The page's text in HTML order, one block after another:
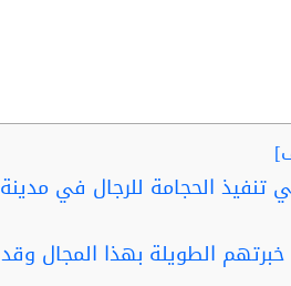
]
الحجامة للرجال في مدينة
الطويلة بهذا المجال وقد